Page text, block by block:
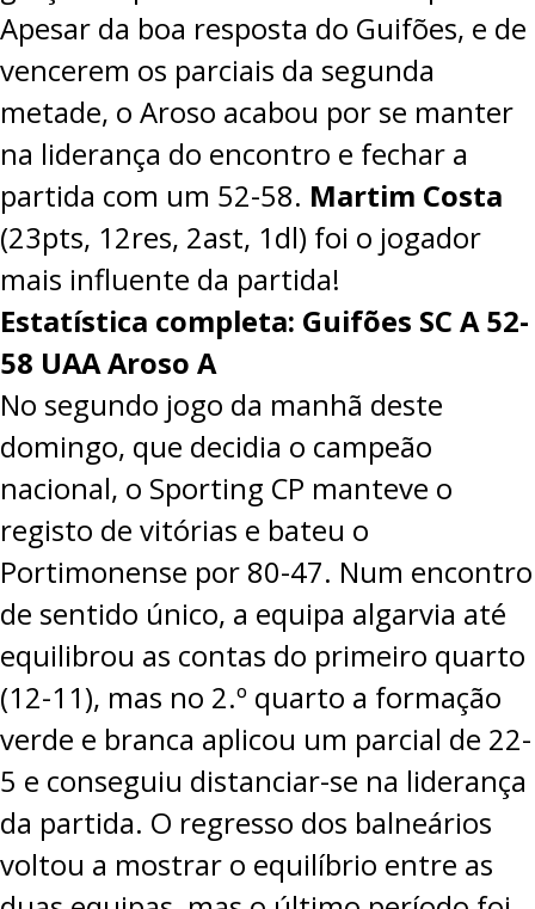
Apesar da boa resposta do Guifões, e de
vencerem os parciais da segunda
metade, o Aroso acabou por se manter
na liderança do encontro e fechar a
partida com um 52-58. Martim Costa
(23pts, 12res, 2ast, 1dl) foi o jogador
mais influente da partida!
Estatística completa: Guifões SC A 52-
58 UAA Aroso A
No segundo jogo da manhã deste
domingo, que decidia o campeão
nacional, o Sporting CP manteve o
registo de vitórias e bateu o
Portimonense por 80-47. Num encontro
de sentido único, a equipa algarvia até
equilibrou as contas do primeiro quarto
(12-11), mas no 2.º quarto a formação
verde e branca aplicou um parcial de 22-
5 e conseguiu distanciar-se na liderança
da partida. O regresso dos balneários
voltou a mostrar o equilíbrio entre as